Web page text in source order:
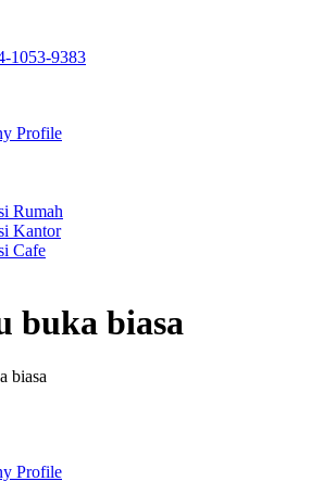
1053-9383
Profile
Rumah
Kantor
Cafe
buka biasa
biasa
Profile